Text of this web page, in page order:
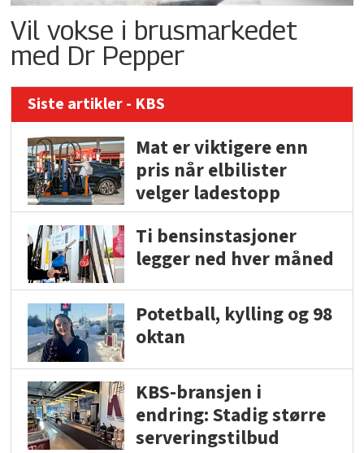
Vil vokse i brusmarkedet
med Dr Pepper
Siste artikler - KBS
Mat er viktigere enn
pris når elbilister
velger ladestopp
Ti bensinstasjoner
legger ned hver måned
Potetball, kylling og 98
oktan
KBS-bransjen i
endring: Stadig større
serveringstilbud